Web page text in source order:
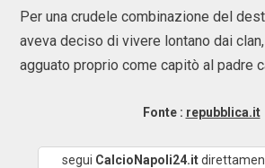
Per una crudele combinazione del
aveva deciso di vivere lontano dai
agguato proprio come capitò al padre
Fonte : repubblica.it
segui CalcioNapoli24.it